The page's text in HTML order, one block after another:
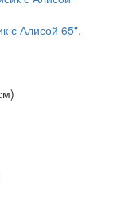
с Алисой 65",